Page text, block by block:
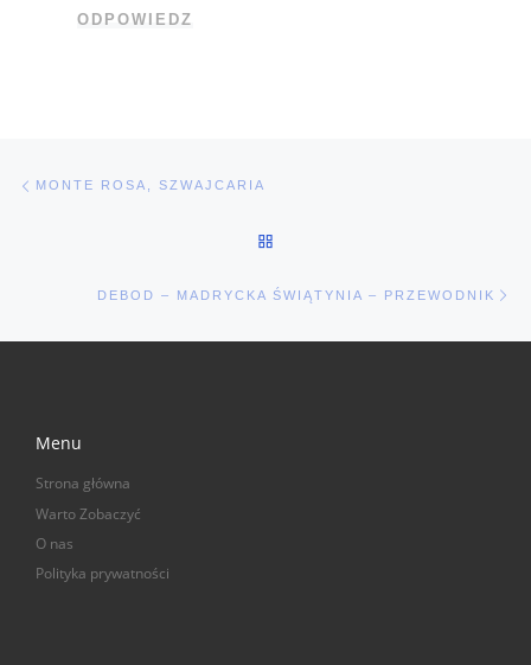
ODPOWIEDZ
Nawigacja wpisu
MONTE ROSA, SZWAJCARIA
DEBOD – MADRYCKA ŚWIĄTYNIA – PRZEWODNIK
Menu
Strona główna
Warto Zobaczyć
O nas
Polityka prywatności